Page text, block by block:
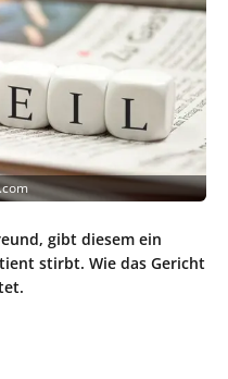
gibt diesem ein
stirbt. Wie das Gericht